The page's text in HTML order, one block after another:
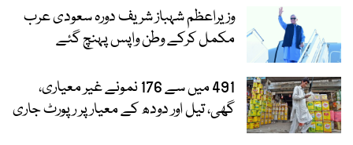
وزیراعظم شہباز شریف دورہ سعودی عرب
مکمل کرکے وطن واپس پہنچ گئے
491 میں سے 176 نمونے غیر معیاری،
گھی، تیل اور دودھ کے معیار پر رپورٹ جاری